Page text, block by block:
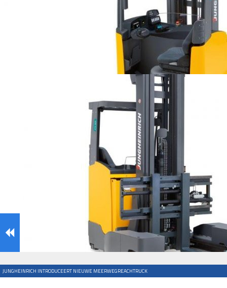
JUNGHEINRICH INTRODUCEERT NIEUWE MEERWEGREACHTRUCK